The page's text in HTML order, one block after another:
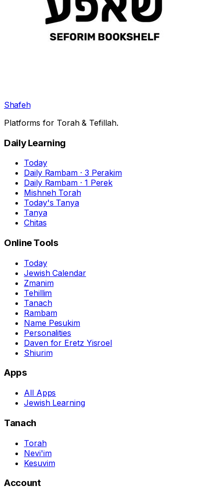
Shafeh
Platforms for Torah & Tefillah.
Daily Learning
Today
Daily Rambam · 3 Perakim
Daily Rambam · 1 Perek
Mishneh Torah
Today's Tanya
Tanya
Chitas
Online Tools
Today
Jewish Calendar
Zmanim
Tehillim
Tanach
Rambam
Name Pesukim
Personalities
Daven for Eretz Yisroel
Shiurim
Apps
All Apps
Jewish Learning
Tanach
Torah
Nevi'im
Kesuvim
Account